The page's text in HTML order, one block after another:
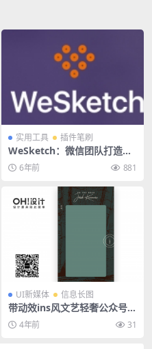
实用工具 插件笔刷
WeSketch：微信团队打造的
超实用sketch插件
6年前 881
UI新媒体 信息长图
带动效ins风文艺轻奢公众号推
文社交媒体版面排版设计模板
素材4年前 31